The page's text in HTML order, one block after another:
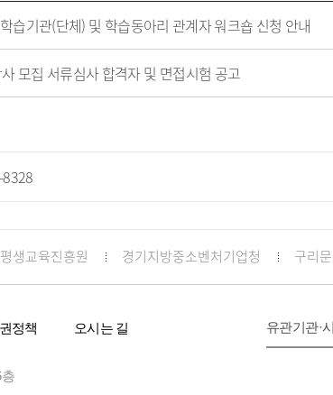
습기관(단체) 및 학습동아리 관계자 워크숍 신청 안내
모집 서류심사 합격자 및 면접시험 공고
생교육진흥원 경기지방중소벤처기업청 구리
정책 오시는 길 유관기관·